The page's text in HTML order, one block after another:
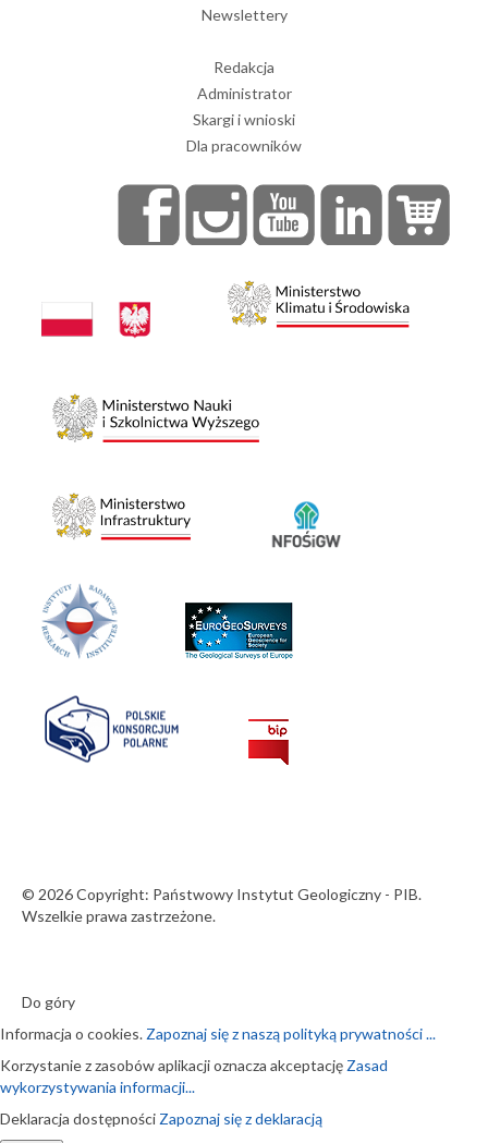
Newslettery
Redakcja
Administrator
Skargi i wnioski
Dla pracowników
© 2026 Copyright: Państwowy Instytut Geologiczny - PIB.
Wszelkie prawa zastrzeżone.
Do góry
Informacja o cookies. Zapoznaj się z naszą polityką prywatności ...
Korzystanie z zasobów aplikacji oznacza akceptację Zasad
wykorzystywania informacji...
Deklaracja dostępności Zapoznaj się z deklaracją